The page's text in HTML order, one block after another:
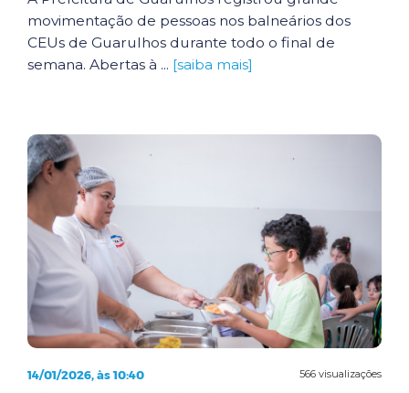
movimentação de pessoas nos balneários dos
CEUs de Guarulhos durante todo o final de
semana. Abertas à ... [saiba mais]
566 visualizações
14/01/2026, às 10:40